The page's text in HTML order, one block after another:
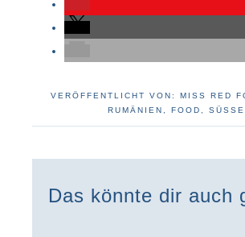
VERÖFFENTLICHT VON: MISS RED
RUMÄNIEN
FOOD SÜSSES
Das könnte dir auch